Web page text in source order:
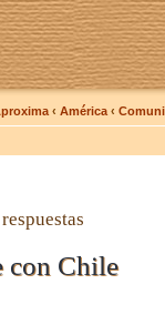
‹ América ‹
con Chile